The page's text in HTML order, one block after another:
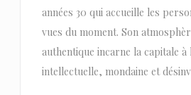
années 30 qui accueille les
vues du moment. Son
authentique incarne la capitale
intellectuelle, mondaine et